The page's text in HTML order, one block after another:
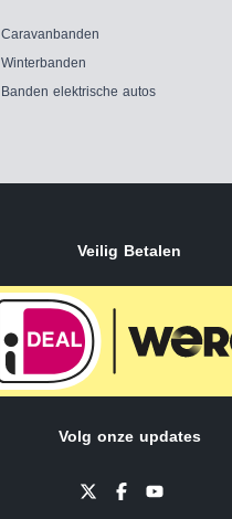
Caravanbanden
Winterbanden
Banden elektrische autos
Veilig Betalen
Volg onze updates